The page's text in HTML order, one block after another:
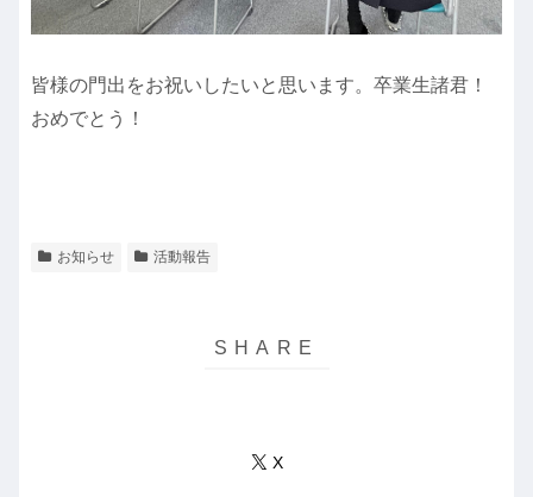
皆様の門出をお祝いしたいと思います。卒業生諸君！
おめでとう！
お知らせ 活動報告
X